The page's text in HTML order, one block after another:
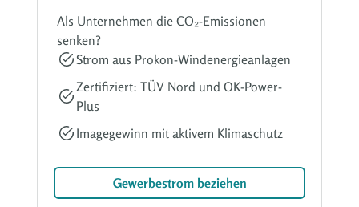
Als Unternehmen die CO₂-Emissionen
senken?
Strom aus Prokon-Windenergieanlagen
Zertifiziert: TÜV Nord und OK-Power-
Plus
Imagegewinn mit aktivem Klimaschutz
Gewerbestrom beziehen